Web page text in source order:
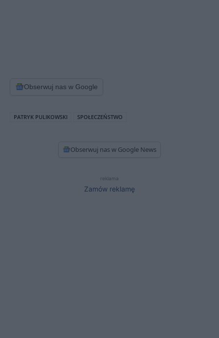
Obserwuj nas w Google
PATRYK PULIKOWSKI SPOŁECZEŃSTWO
Obserwuj nas w Google News
reklama
Zamów reklamę